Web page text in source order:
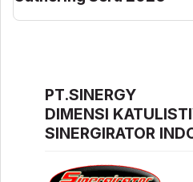
PT.SINERGY
DIMENSI
SINERGIRATOR